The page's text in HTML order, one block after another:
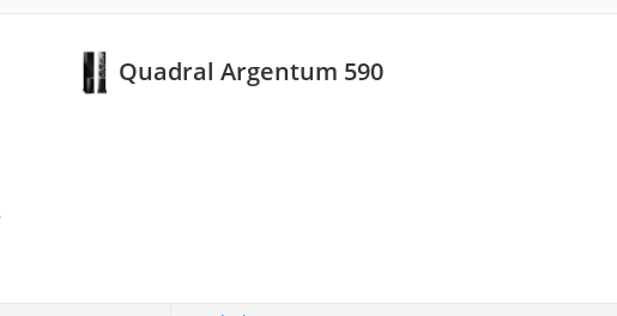
Quadral Argentum 590